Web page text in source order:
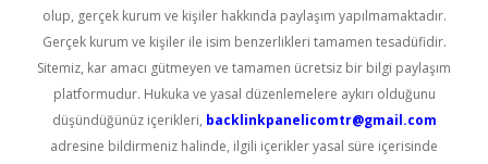
olup, gerçek kurum ve kişiler hakkında paylaşım yapılmamaktadır.
Gerçek kurum ve kişiler ile isim benzerlikleri tamamen tesadüfidir.
Sitemiz, kar amacı gütmeyen ve tamamen ücretsiz bir bilgi paylaşım
platformudur. Hukuka ve yasal düzenlemelere aykırı olduğunu
düşündüğünüz içerikleri, backlinkpanelicomtr@gmail.com
adresine bildirmeniz halinde, ilgili içerikler yasal süre içerisinde